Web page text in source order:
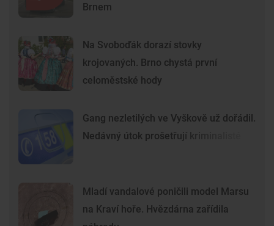
Brnem
Na Svoboďák dorazí stovky
krojovaných. Brno chystá první
celoměstské hody
Gang nezletilých ve Vyškově už dořádil.
Nedávný útok prošetřují kriminalisté
Mladí vandalové poničili model Marsu
na Kraví hoře. Hvězdárna zařídila